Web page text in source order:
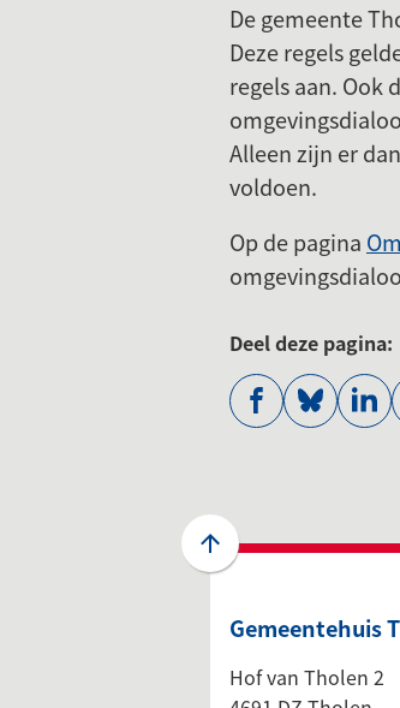
De gemeente
Deze regels
regels aan. Ook
Alleen zijn er
voldoen.
Op de pagina
Deel deze pagina:
(Verwijst
website)
(Verwijst
website)
Scroll
boven
naar
het
Gemeentehuis
Hof van Tholen 2